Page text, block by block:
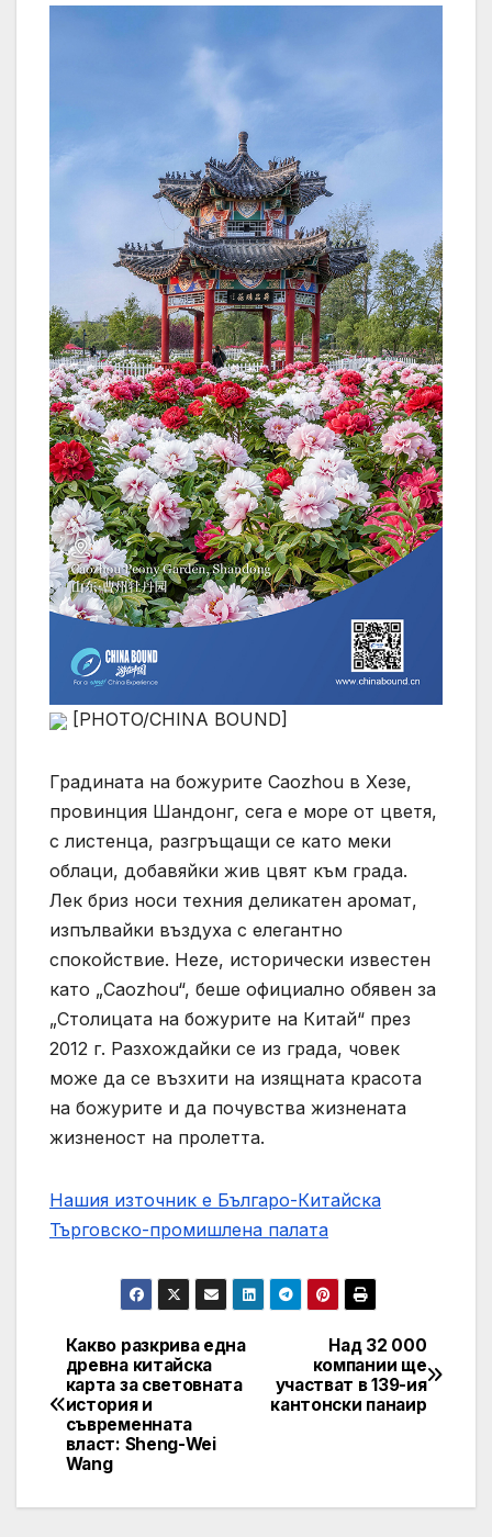
[PHOTO/CHINA BOUND]
Градината на божурите Caozhou в Хезе,
провинция Шандонг, сега е море от цветя,
с листенца, разгръщащи се като меки
облаци, добавяйки жив цвят към града.
Лек бриз носи техния деликатен аромат,
изпълвайки въздуха с елегантно
спокойствие. Heze, исторически известен
като „Caozhou“, беше официално обявен за
„Столицата на божурите на Китай“ през
2012 г. Разхождайки се из града, човек
може да се възхити на изящната красота
на божурите и да почувства жизнената
жизненост на пролетта.
Нашия източник е Българо-Китайска
Търговско-промишлена палaта
Post
navigation
Над 32 000
компании ще
участват в 139-ия
кантонски панаир
Какво разкрива една
древна китайска
карта за световната
история и
съвременната
власт: Sheng-Wei
Wang